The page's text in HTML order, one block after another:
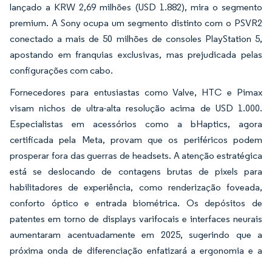
lançado a KRW 2,69 milhões (USD 1.882), mira o segmento
premium. A Sony ocupa um segmento distinto com o PSVR2
conectado a mais de 50 milhões de consoles PlayStation 5,
apostando em franquias exclusivas, mas prejudicada pelas
configurações com cabo.
Fornecedores para entusiastas como Valve, HTC e Pimax
visam nichos de ultra-alta resolução acima de USD 1.000.
Especialistas em acessórios como a bHaptics, agora
certificada pela Meta, provam que os periféricos podem
prosperar fora das guerras de headsets. A atenção estratégica
está se deslocando de contagens brutas de pixels para
habilitadores de experiência, como renderização foveada,
conforto óptico e entrada biométrica. Os depósitos de
patentes em torno de displays varifocais e interfaces neurais
aumentaram acentuadamente em 2025, sugerindo que a
próxima onda de diferenciação enfatizará a ergonomia e a